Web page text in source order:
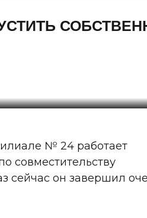
№ 24 работает
совместительству
сейчас он завершил